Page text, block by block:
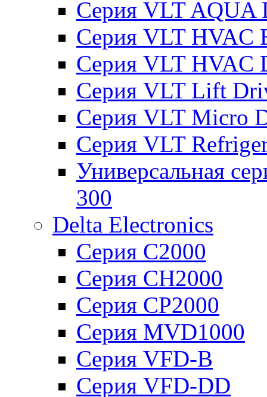
Серия VLT AQUA
Серия VLT HVAC
Серия VLT HVAC
Серия VLT Lift
Серия VLT Micro
Серия VLT
Универсальная
300
Delta Electronics
Серия C2000
Серия CH2000
Серия CP2000
Серия MVD1000
Серия VFD-B
Серия VFD-DD